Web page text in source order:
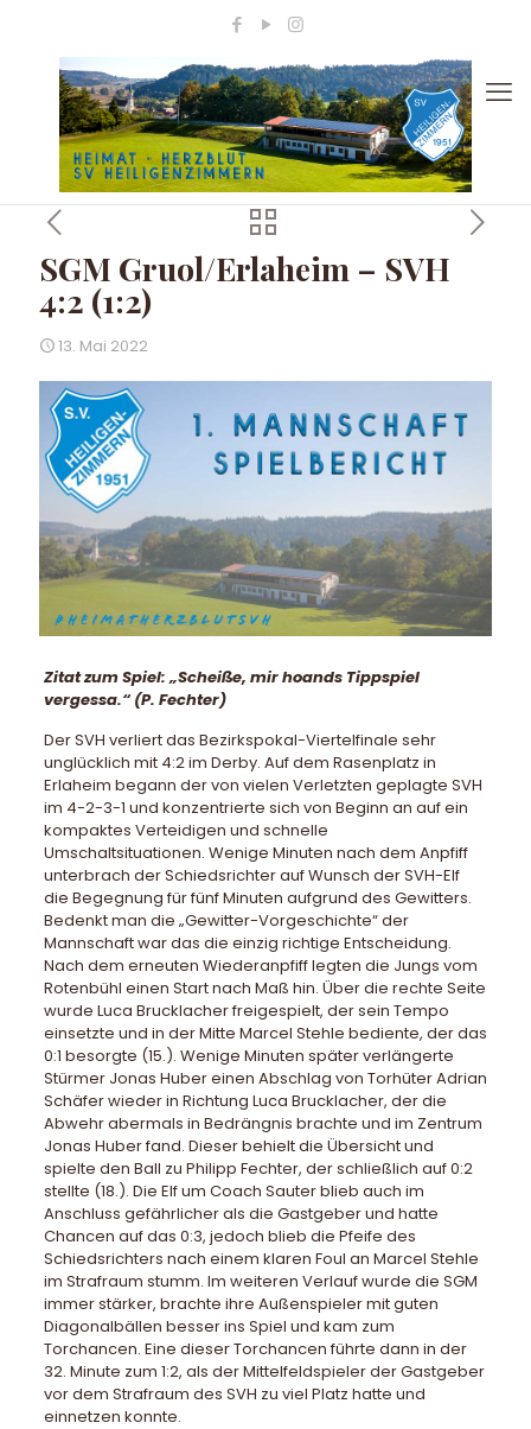
SGM Gruol/Erlaheim – SVH
4:2 (1:2)
13. Mai 2022
Zitat zum Spiel: „Scheiße, mir hoands Tippspiel
vergessa.“ (P. Fechter)
Der SVH verliert das Bezirkspokal-Viertelfinale sehr
unglücklich mit 4:2 im Derby. Auf dem Rasenplatz in
Erlaheim begann der von vielen Verletzten geplagte SVH
im 4-2-3-1 und konzentrierte sich von Beginn an auf ein
kompaktes Verteidigen und schnelle
Umschaltsituationen. Wenige Minuten nach dem Anpfiff
unterbrach der Schiedsrichter auf Wunsch der SVH-Elf
die Begegnung für fünf Minuten aufgrund des Gewitters.
Bedenkt man die „Gewitter-Vorgeschichte“ der
Mannschaft war das die einzig richtige Entscheidung.
Nach dem erneuten Wiederanpfiff legten die Jungs vom
Rotenbühl einen Start nach Maß hin. Über die rechte Seite
wurde Luca Brucklacher freigespielt, der sein Tempo
einsetzte und in der Mitte Marcel Stehle bediente, der das
0:1 besorgte (15.). Wenige Minuten später verlängerte
Stürmer Jonas Huber einen Abschlag von Torhüter Adrian
Schäfer wieder in Richtung Luca Brucklacher, der die
Abwehr abermals in Bedrängnis brachte und im Zentrum
Jonas Huber fand. Dieser behielt die Übersicht und
spielte den Ball zu Philipp Fechter, der schließlich auf 0:2
stellte (18.). Die Elf um Coach Sauter blieb auch im
Anschluss gefährlicher als die Gastgeber und hatte
Chancen auf das 0:3, jedoch blieb die Pfeife des
Schiedsrichters nach einem klaren Foul an Marcel Stehle
im Strafraum stumm. Im weiteren Verlauf wurde die SGM
immer stärker, brachte ihre Außenspieler mit guten
Diagonalbällen besser ins Spiel und kam zum
Torchancen. Eine dieser Torchancen führte dann in der
32. Minute zum 1:2, als der Mittelfeldspieler der Gastgeber
vor dem Strafraum des SVH zu viel Platz hatte und
einnetzen konnte.